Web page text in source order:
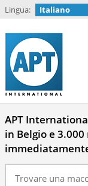
Lingua: Italiano
APT
in Belgio e